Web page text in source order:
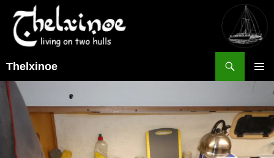
Thelxinoe
INHALT
SPRINGEN